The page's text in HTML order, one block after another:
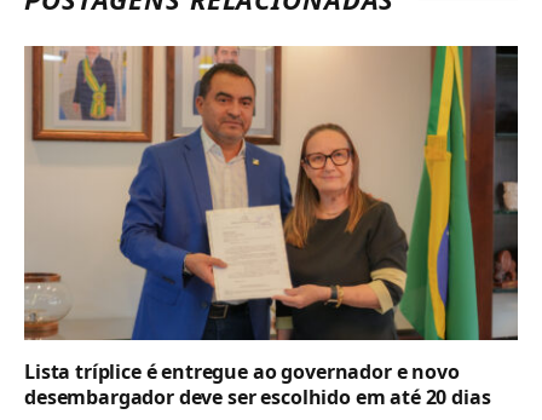
Lista tríplice é entregue ao governador e novo
desembargador deve ser escolhido em até 20 dias